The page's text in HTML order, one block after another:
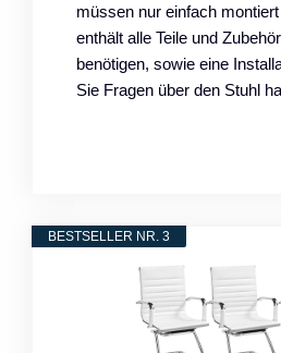
müssen nur einfach
enthält alle Teile und
benötigen, sowie eine
Sie Fragen über den Stuhl
BESTSELLER NR. 3